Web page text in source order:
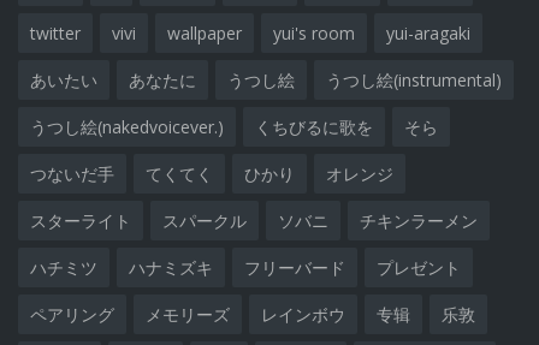
twitter vivi wallpaper yui's room yui-aragaki
あいたい あなたに うつし絵 うつし絵(instrumental)
うつし絵(nakedvoicever.) くちびるに歌を そら
つないだ手 てくてく ひかり オレンジ
スターライト スパークル ソバニ チキンラーメン
ハチミツ ハナミズキ フリーバード プレゼント
ペアリング メモリーズ レインボウ 专辑 乐敦